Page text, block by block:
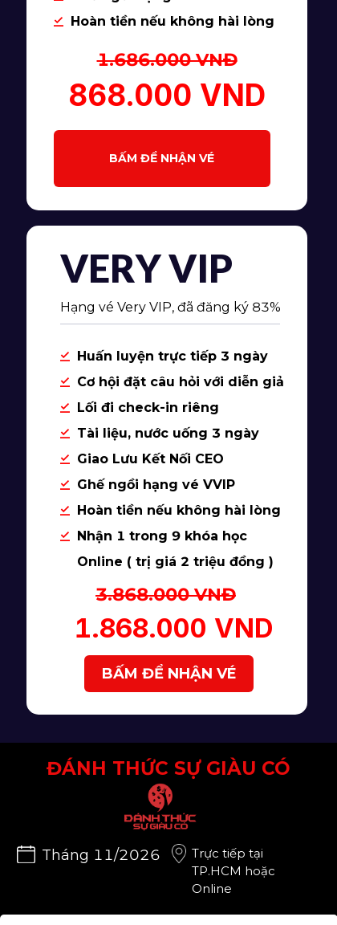
VERY VIP
Hạng vé Very VIP, đã đăng ký 83%
Huấn luyện trực tiếp 3 ngày
Cơ hội đặt câu hỏi với diễn giả
Lối đi check-in riêng
Tài liệu, nước uống 3 ngày
Giao Lưu Kết Nối CEO
Ghế ngồi hạng vé VVIP
Hoàn tiền nếu không hài lòng
Nhận 1 trong 9 khóa học
Online ( trị giá 2 triệu đồng )
BẤM ĐỂ NHẬN VÉ
1.868.000 VND
3.868.000 VNĐ
Hoàn tiền nếu không hài lòng
BẤM ĐỂ NHẬN VÉ
868.000 VND
1.686.000 VNĐ
ĐÁNH THỨC SỰ GIÀU CÓ
Tháng 11/2026
Trực tiếp tại
TP.HCM hoặc
Online